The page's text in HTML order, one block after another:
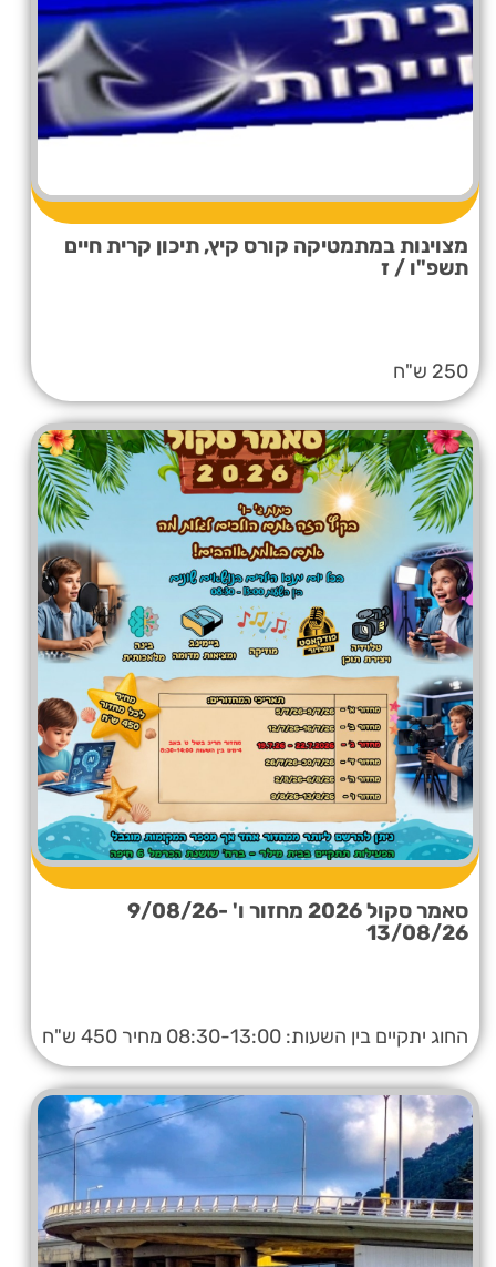
מצוינות במתמטיקה קורס קיץ, תיכון קרית חיים
תשפ"ו / ז
250 ש"ח
סאמר סקול 2026 מחזור ו' 9/08/26-
13/08/26
החוג יתקיים בין השעות: 08:30-13:00 מחיר 450 ש"ח